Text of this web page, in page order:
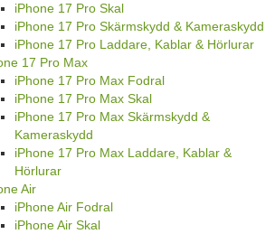
iPhone 17 Pro Skal
iPhone 17 Pro Skärmskydd & Kameraskydd
iPhone 17 Pro Laddare, Kablar & Hörlurar
17 Pro Max
iPhone 17 Pro Max Fodral
iPhone 17 Pro Max Skal
iPhone 17 Pro Max Skärmskydd &
Kameraskydd
iPhone 17 Pro Max Laddare, Kablar &
Hörlurar
Air
iPhone Air Fodral
iPhone Air Skal